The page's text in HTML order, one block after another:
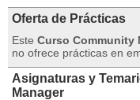
Oferta de Prácticas
Este Curso Community
no ofrece prácticas en
Asignaturas y
Manager